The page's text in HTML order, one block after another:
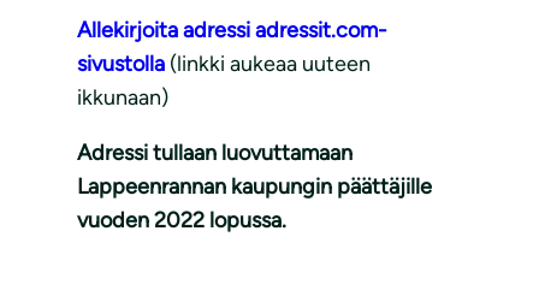
Allekirjoita adressi adressit.com-
sivustolla (linkki aukeaa uuteen
ikkunaan)
Adressi tullaan luovuttamaan
Lappeenrannan kaupungin päättäjille
vuoden 2022 lopussa.